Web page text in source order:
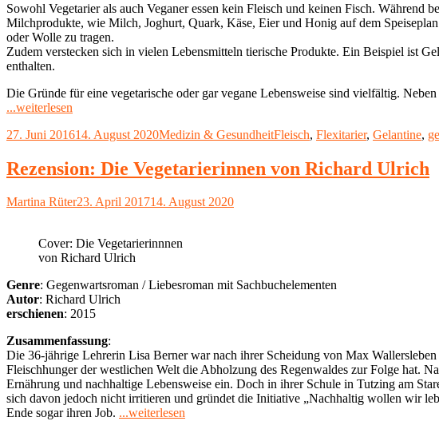
Sowohl Vegetarier als auch Veganer essen kein Fleisch und keinen Fisch. Während
Milchprodukte, wie Milch, Joghurt, Quark, Käse, Eier und Honig auf dem
oder Wolle zu tragen.
Zudem verstecken sich in vielen Lebensmitteln tierische Produkte. Ein Beispiel ist
enthalten.
Die Gründe für eine vegetarische oder gar vegane Lebensweise sind vielfältig.
...weiterlesen
Veganer
Flexitarier"
Veröffentlicht
27. Juni 201614. August 2020Kategorien
Medizin & GesundheitSchlagwörter
Fleisch, Flexitarier, Gelantine,
Rezension: Die Vegetarierinnen von Richard Ulrich
Autor
Martina RüterVeröffentlicht
23. April 201714. August 2020
Cover: Die Vegetarierinnnen
von Richard Ulrich
Genre: Gegenwartsroman / Liebesroman mit Sachbuchelementen
Autor: Richard Ulrich
erschienen: 2015
Zusammenfassung:
Die 36-jährige Lehrerin Lisa Berner war nach ihrer Scheidung von Max
Fleischhunger der westlichen Welt die Abholzung des Regenwaldes zur Folge hat.
Ernährung und nachhaltige Lebensweise ein. Doch in ihrer Schule in Tutzing am
sich davon jedoch nicht irritieren und gründet die Initiative „Nachhaltig wollen wir
Ende sogar ihren Job. ...weiterlesen